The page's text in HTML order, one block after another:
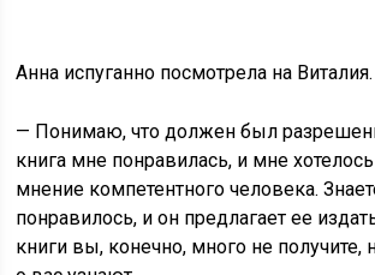
Анна испуганно посмотрела на Виталия.
— Понимаю, что должен был
книга мне понравилась, и мне
мнение компетентного человека.
понравилось, и он предлагает ее
книги вы, конечно, много не получите,